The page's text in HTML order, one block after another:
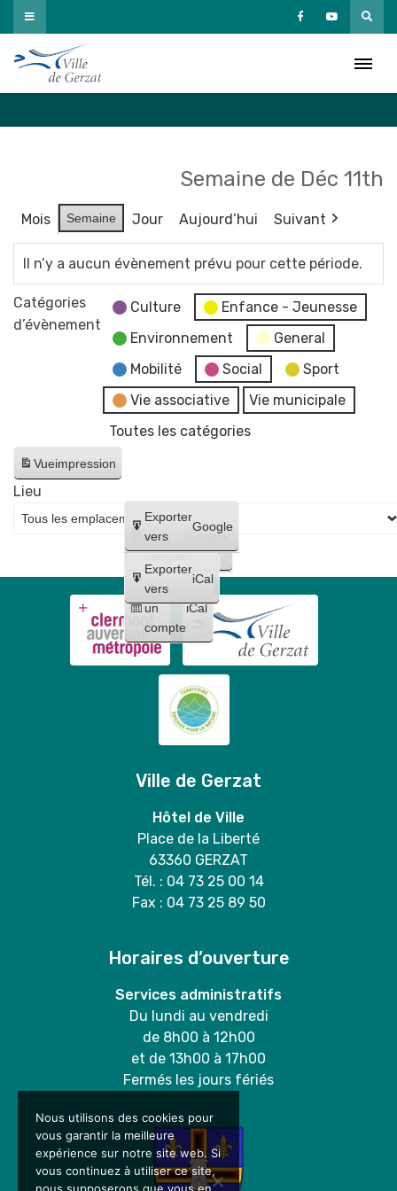
Passer
au
contenu
Semaine de Déc 11th
Mois Semaine Jour Aujourd’hui Suivant
Il n’y a aucun évènement prévu pour cette période.
Catégories
d’évènement
Culture
Enfance - Jeunesse
Environnement
General
Mobilité
Social
Sport
Vie associative
Vie municipale
Toutes les catégories
Vueimpression
Créer
un
compte
Google
Créer
un
compte
iCal
Exporter
vers
Google
Exporter
vers
iCal
Lieu
Ville de Gerzat
Hôtel de Ville
Place de la Liberté
63360 GERZAT
Tél. : 04 73 25 00 14
Fax : 04 73 25 89 50
Horaires d’ouverture
Services administratifs
Du lundi au vendredi
de 8h00 à 12h00
et de 13h00 à 17h00
Fermés les jours fériés
Nous utilisons des cookies pour
vous garantir la meilleure
expérience sur notre site web. Si
vous continuez à utiliser ce site,